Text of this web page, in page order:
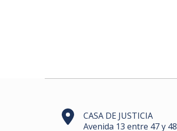
CASA DE JUSTICIA
Avenida 13 entre 47 y 48